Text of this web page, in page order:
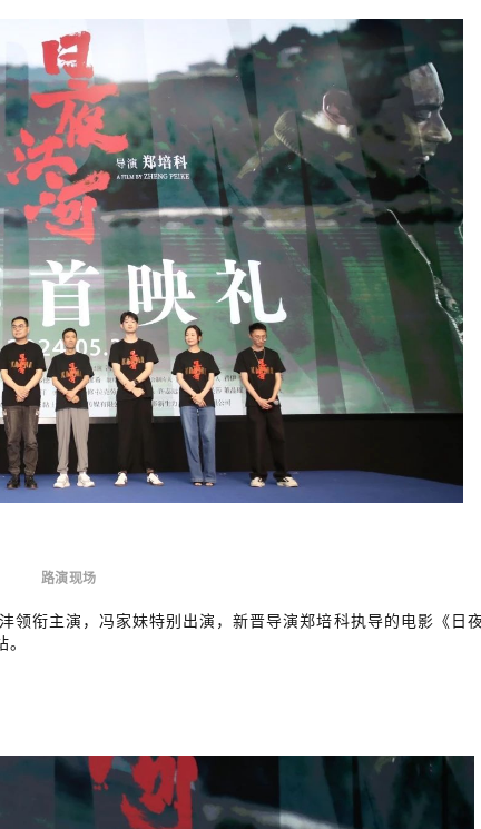
路演现场
领衔主演，冯家妹特别出演，新晋导演郑培科执导的电影《日